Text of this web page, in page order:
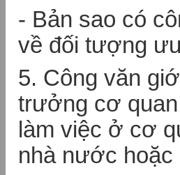
- Bản sao có
về đối tượng
5. Công văn
trưởng cơ
làm việc ở cơ
nhà nước